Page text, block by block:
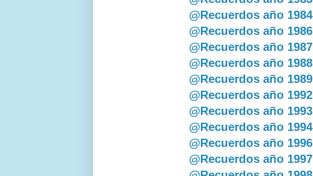
@Recuerdos año 1984
@Recuerdos año 1986
@Recuerdos año 1987
@Recuerdos año 1988
@Recuerdos año 1989
@Recuerdos año 1992
@Recuerdos año 1993
@Recuerdos año 1994
@Recuerdos año 1996
@Recuerdos año 1997